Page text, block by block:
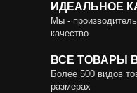
ИДЕАЛЬНОЕ
Мы -
качество
ВСЕ ТОВАРЫ
Более 500 видов
размерах